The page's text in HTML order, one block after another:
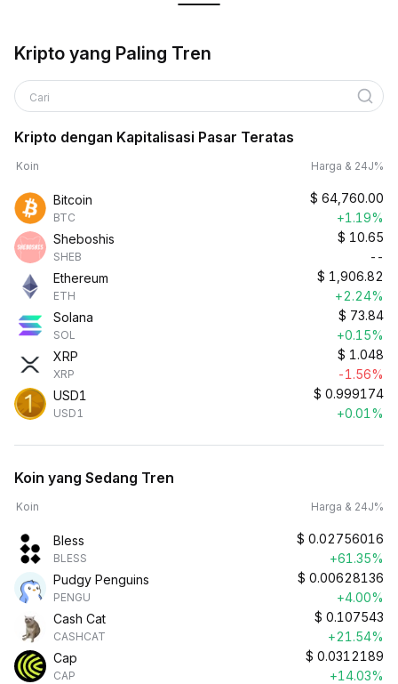
Kripto yang Paling Tren
Cari
Kripto dengan Kapitalisasi Pasar Teratas
Koin Harga & 24J%
Bitcoin
BTC
$ 64,760.00
+1.19%
Sheboshis
SHEB
$ 10.65
--
Ethereum
ETH
$ 1,906.82
+2.24%
Solana
SOL
$ 73.84
+0.15%
XRP
XRP
$ 1.048
-1.56%
USD1
USD1
$ 0.999174
+0.01%
Koin yang Sedang Tren
Koin Harga & 24J%
Bless
BLESS
$ 0.02756016
+61.35%
Pudgy Penguins
PENGU
$ 0.00628136
+4.00%
Cash Cat
CASHCAT
$ 0.107543
+21.54%
Cap
CAP
$ 0.0312189
+14.03%